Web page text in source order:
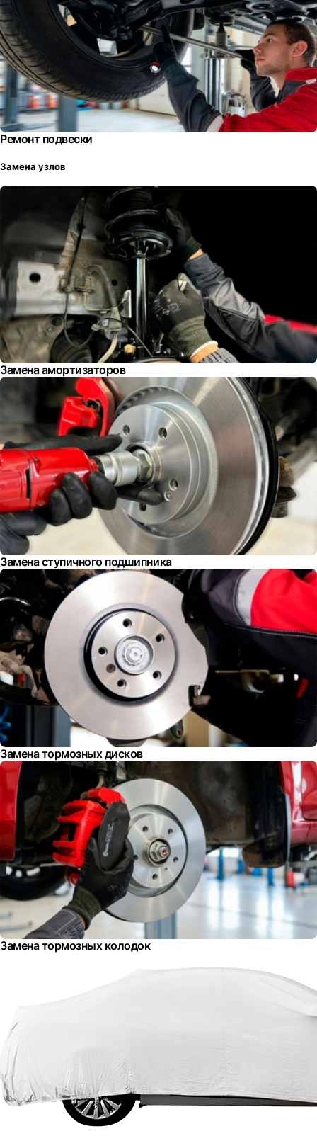
Ремонт подвески
Замена узлов
Замена амортизаторов
Замена ступичного подшипника
Замена тормозных дисков
Замена тормозных колодок